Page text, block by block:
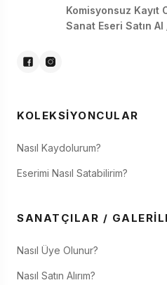
Komisyonsuz Kayıt
Sanat Eseri Satın
KOLEKSIYONCULAR
Nasıl Kaydolurum?
Eserimi Nasıl Satabilirim?
SANATÇILAR /
Nasıl Üye Olunur?
Nasıl Satın Alırım?